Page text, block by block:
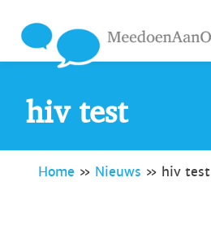
hiv test
Home » Nieuws » hiv test